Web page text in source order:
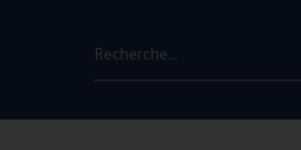
Recherche...